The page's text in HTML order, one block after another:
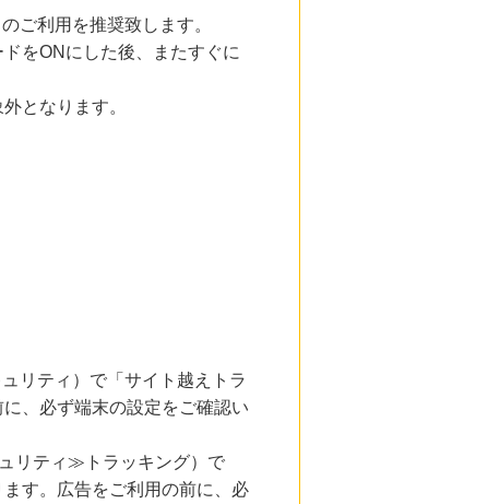
ご利用を推奨致します。
をONにした後、またすぐに
となります。
リティ）で「サイト越えトラ
、必ず端末の設定をご確認い
リティ≫トラッキング）で
す。広告をご利用の前に、必